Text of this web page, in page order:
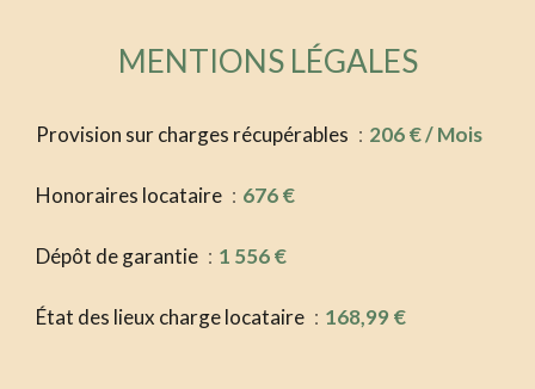
MENTIONS LÉGALES
Provision sur charges récupérables 206 € / Mois
Honoraires locataire 676 €
Dépôt de garantie 1 556 €
État des lieux charge locataire 168,99 €